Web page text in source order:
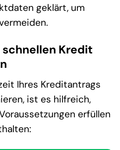
geklärt, um
schnellen Kredit
Ihres Kreditantrags
ist es hilfreich,
erfüllen